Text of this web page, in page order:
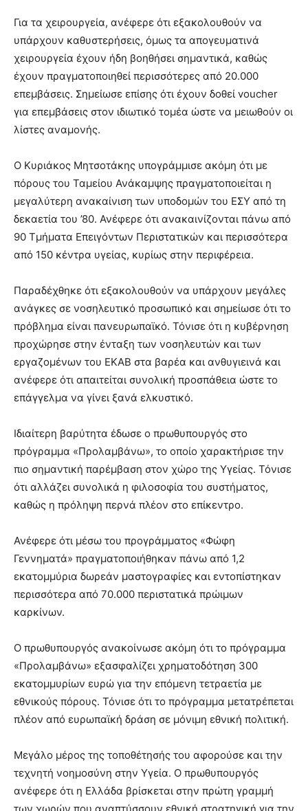
Για τα χειρουργεία, ανέφερε ότι εξακολουθούν να
υπάρχουν καθυστερήσεις, όμως τα απογευματινά
χειρουργεία έχουν ήδη βοηθήσει σημαντικά, καθώς
έχουν πραγματοποιηθεί περισσότερες από 20.000
επεμβάσεις. Σημείωσε επίσης ότι έχουν δοθεί voucher
για επεμβάσεις στον ιδιωτικό τομέα ώστε να μειωθούν οι
λίστες αναμονής.
Ο Κυριάκος Μητσοτάκης υπογράμμισε ακόμη ότι με
πόρους του Ταμείου Ανάκαμψης πραγματοποιείται η
μεγαλύτερη ανακαίνιση των υποδομών του ΕΣΥ από τη
δεκαετία του ’80. Ανέφερε ότι ανακαινίζονται πάνω από
90 Τμήματα Επειγόντων Περιστατικών και περισσότερα
από 150 κέντρα υγείας, κυρίως στην περιφέρεια.
Παραδέχθηκε ότι εξακολουθούν να υπάρχουν μεγάλες
ανάγκες σε νοσηλευτικό προσωπικό και σημείωσε ότι το
πρόβλημα είναι πανευρωπαϊκό. Τόνισε ότι η κυβέρνηση
προχώρησε στην ένταξη των νοσηλευτών και των
εργαζομένων του ΕΚΑΒ στα βαρέα και ανθυγιεινά και
ανέφερε ότι απαιτείται συνολική προσπάθεια ώστε το
επάγγελμα να γίνει ξανά ελκυστικό.
Ιδιαίτερη βαρύτητα έδωσε ο πρωθυπουργός στο
πρόγραμμα «Προλαμβάνω», το οποίο χαρακτήρισε την
πιο σημαντική παρέμβαση στον χώρο της Υγείας. Τόνισε
ότι αλλάζει συνολικά η φιλοσοφία του συστήματος,
καθώς η πρόληψη περνά πλέον στο επίκεντρο.
Ανέφερε ότι μέσω του προγράμματος «Φώφη
Γεννηματά» πραγματοποιήθηκαν πάνω από 1,2
εκατομμύρια δωρεάν μαστογραφίες και εντοπίστηκαν
περισσότερα από 70.000 περιστατικά πρώιμων
καρκίνων.
Ο πρωθυπουργός ανακοίνωσε ακόμη ότι το πρόγραμμα
«Προλαμβάνω» εξασφαλίζει χρηματοδότηση 300
εκατομμυρίων ευρώ για την επόμενη τετραετία με
εθνικούς πόρους. Τόνισε ότι το πρόγραμμα μετατρέπεται
πλέον από ευρωπαϊκή δράση σε μόνιμη εθνική πολιτική.
Μεγάλο μέρος της τοποθέτησής του αφορούσε και την
τεχνητή νοημοσύνη στην Υγεία. Ο πρωθυπουργός
ανέφερε ότι η Ελλάδα βρίσκεται στην πρώτη γραμμή